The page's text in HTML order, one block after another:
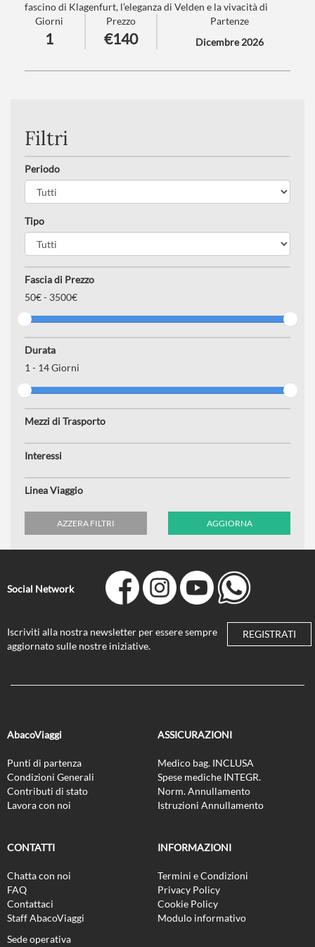
fascino di Klagenfurt, l’eleganza di Velden e la vivacità di
Villach!
Numero partecipanti: minimo 20 - massimo 40
Giorni
1
Prezzo
€140
Partenze
Dicembre 2026
Filtri
Periodo
Tipo
Fascia di Prezzo
50€ - 3500€
Durata
1- 14Giorni
Mezzi di Trasporto
Interessi
Linea Viaggio
AZZERA FILTRI AGGIORNA
Social Network
Iscriviti alla nostra newsletter per essere sempre
aggiornato sulle nostre iniziative.
REGISTRATI
AbacoViaggi
Punti di partenza
Condizioni Generali
Contributi di stato
Lavora con noi
ASSICURAZIONI
Medico bag. INCLUSA
Spese mediche INTEGR.
Norm. Annullamento
Istruzioni Annullamento
CONTATTI
Chatta con noi
FAQ
Contattaci
Staff AbacoViaggi
INFORMAZIONI
Termini e Condizioni
Privacy Policy
Cookie Policy
Modulo informativo
Sede operativa